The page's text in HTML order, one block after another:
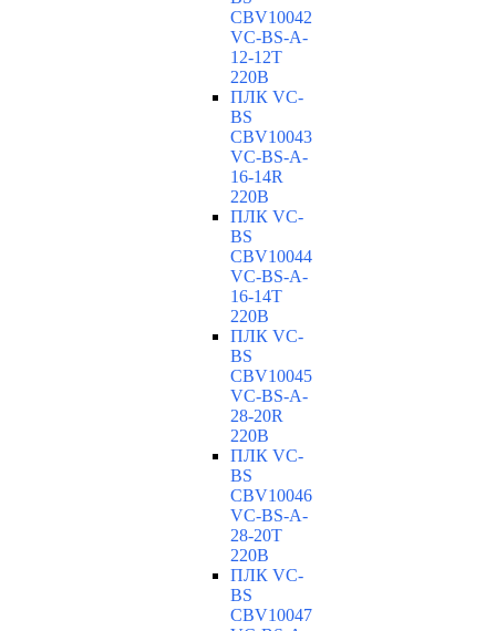
CBV10042
VC-ВS-A-
12-12T
220В
ПЛК VC-
BS
CBV10043
VC-ВS-A-
16-14R
220В
ПЛК VC-
BS
CBV10044
VC-ВS-A-
16-14T
220В
ПЛК VC-
BS
CBV10045
VC-ВS-A-
28-20R
220В
ПЛК VC-
BS
CBV10046
VC-ВS-A-
28-20T
220В
ПЛК VC-
BS
CBV10047